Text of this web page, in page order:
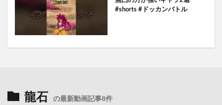
#shorts #ドッカンバトル
龍石 の最新動画記事8件